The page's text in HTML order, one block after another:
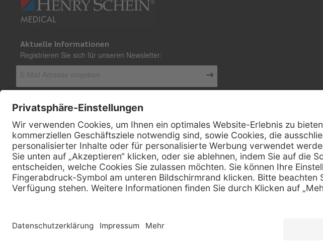
Aktuelle Informationen
Registrieren Sie sich für unseren Newsletter:
Kontakt
Henry Schein Medical Austria GmbH
Schönbrunner Straße 297
A-1120 Wien
Telefon: 01 / 718 19 61 99
Telefax: 01 / 718 19 61 23